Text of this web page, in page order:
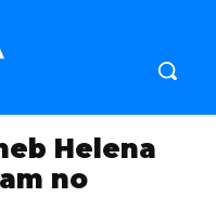
Helena
no